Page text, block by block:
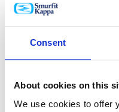
Consent
About cookies on this
We use cookies to offer